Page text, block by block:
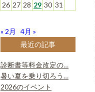
26 27 28 29 30 31
« 2月
4月 »
最近の記事
診断書等料金改定の…
暑い夏を乗り切ろう…
2026のイベント